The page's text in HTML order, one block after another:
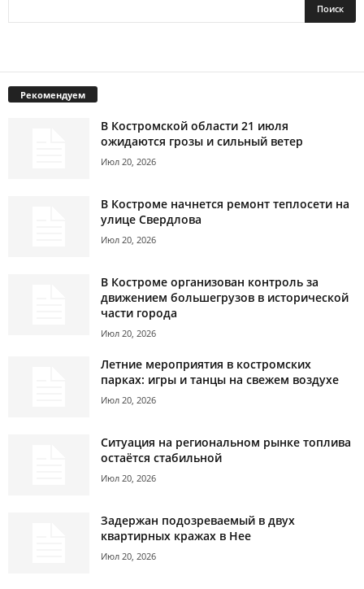
Рекомендуем
В Костромской области 21 июля
ожидаются грозы и сильный ветер
Июл 20, 2026
В Костроме начнется ремонт теплосети на
улице Свердлова
Июл 20, 2026
В Костроме организован контроль за
движением большегрузов в исторической
части города
Июл 20, 2026
Летние мероприятия в костромских
парках: игры и танцы на свежем воздухе
Июл 20, 2026
Ситуация на региональном рынке топлива
остаётся стабильной
Июл 20, 2026
Задержан подозреваемый в двух
квартирных кражах в Нее
Июл 20, 2026